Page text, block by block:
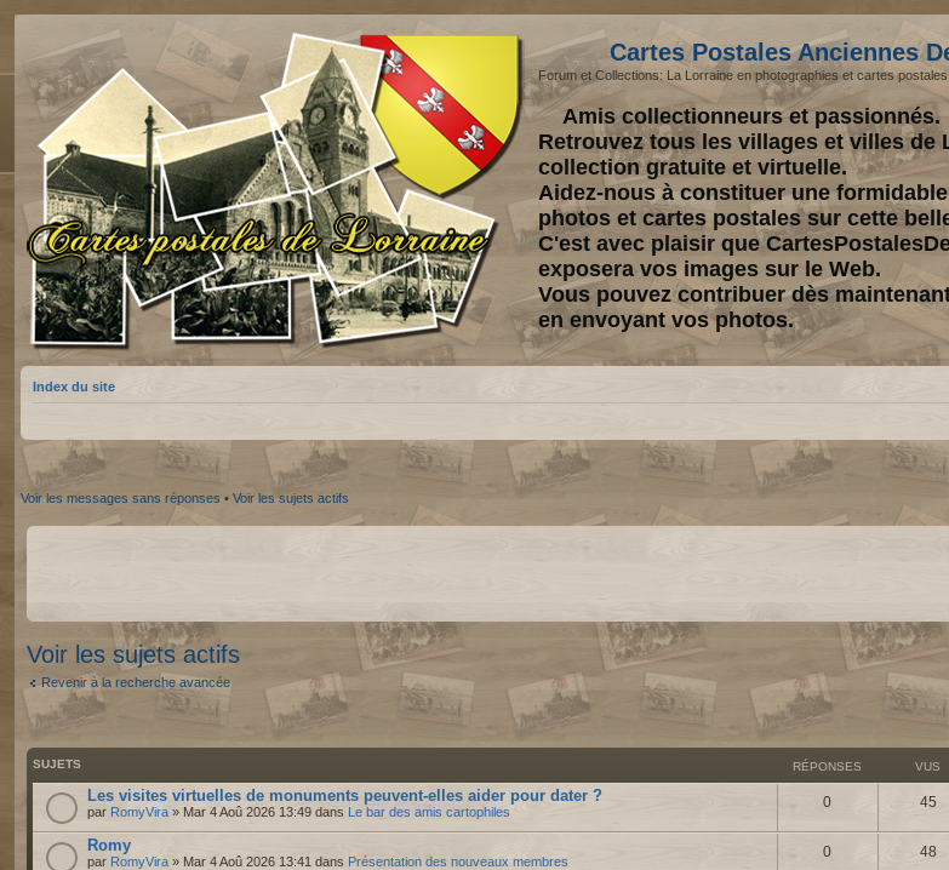
Cartes Postales Anciennes
Forum et Collections: La Lorraine en photographies et cartes postales
Amis collectionneurs et passionnés.
Retrouvez tous les villages et villes de
collection gratuite et virtuelle.
Aidez-nous à constituer une
photos et cartes postales sur cette
C'est avec plaisir que
exposera vos images sur le Web.
Vous pouvez contribuer dès
en envoyant vos photos.
Index du site
Voir les messages sans réponses • Voir les sujets actifs
Voir les sujets actifs
Revenir à la recherche avancée
SUJETS RÉPONSES VUS
Les visites virtuelles de monuments peuvent-elles aider pour dater ?
par RomyVira » Mar 4 Aoû 2026 13:49 dans Le bar des amis cartophiles
0 45
Romy
par RomyVira » Mar 4 Aoû 2026 13:41 dans Présentation des nouveaux membres
0 48